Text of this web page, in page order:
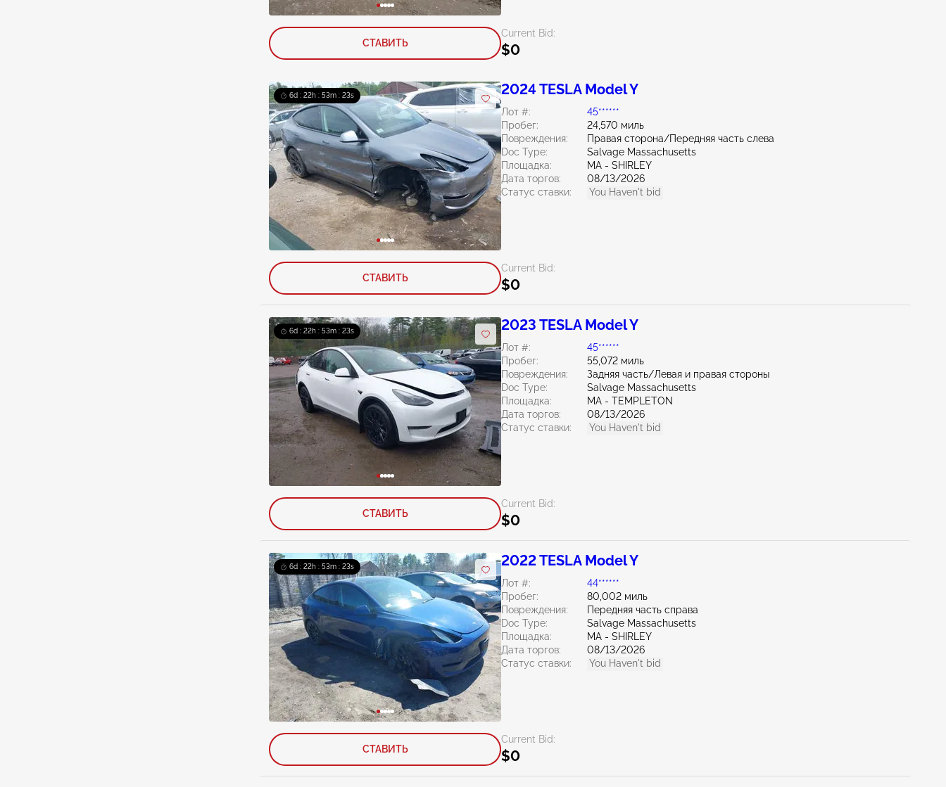
Current Bid:
$0
СТАВИТЬ
6d : 22h : 53m : 21s 2024 TESLA Model Y
Лот #:
45******
Пробег:
24,570 миль
Повреждения:
Правая сторона/Передняя часть слева
Doc Type:
Salvage Massachusetts
Площадка:
MA - SHIRLEY
Дата торгов:
08/13/2026
Статус ставки:
You Haven't bid
Current Bid:
$0
СТАВИТЬ
6d : 22h : 53m : 21s 2023 TESLA Model Y
Лот #:
45******
Пробег:
55,072 миль
Повреждения:
Задняя часть/Левая и правая стороны
Doc Type:
Salvage Massachusetts
Площадка:
MA - TEMPLETON
Дата торгов:
08/13/2026
Статус ставки:
You Haven't bid
Current Bid:
$0
СТАВИТЬ
6d : 22h : 53m : 21s 2022 TESLA Model Y
Лот #:
44******
Пробег:
80,002 миль
Повреждения:
Передняя часть справа
Doc Type:
Salvage Massachusetts
Площадка:
MA - SHIRLEY
Дата торгов:
08/13/2026
Статус ставки:
You Haven't bid
Current Bid:
$0
СТАВИТЬ